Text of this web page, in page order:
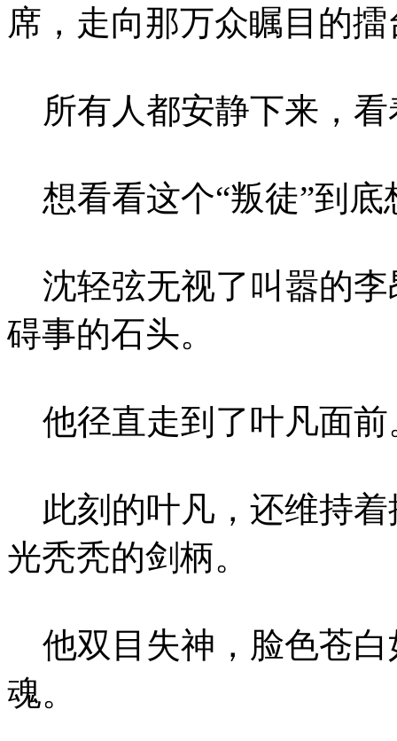
席，走向那万众瞩目的擂
所有人都安静下来，看
想看看这个“叛徒”到底
沈轻弦无视了叫嚣的李
碍事的石头。
他径直走到了叶凡面前
此刻的叶凡，还维持着
光秃秃的剑柄。
他双目失神，脸色苍白
魂。